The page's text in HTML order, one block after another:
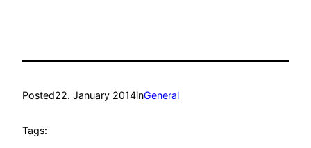
Posted22. January 2014inGeneral
Tags: